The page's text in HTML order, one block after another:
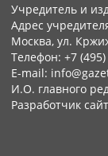
Учредитель и
Адрес
Москва, ул.
Телефон: +7 (495)
E-mail:
И.О. главного
Разработчик